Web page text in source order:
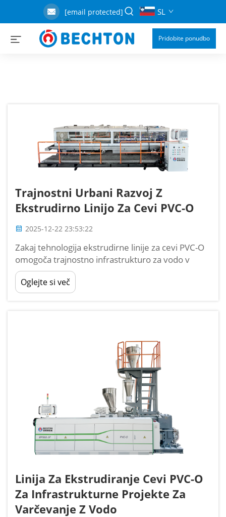
[email protected] SL
Pridobite ponudbo
Trajnostni Urbani Razvoj Z
Ekstrudirno Linijo Za Cevi PVC-O
2025-12-22 23:53:22
Zakaj tehnologija ekstrudirne linije za cevi PVC-O
omogoča trajnostno infrastrukturo za vodo v
mestih Učinkovitost materiala: dvosmera
orientacija zmanjša uporabo smole PVC za 30–50
%, ne da bi pri tem zmanjšala tlaka. Pri izdelavi
Oglejte si več
Linija Za Ekstrudiranje Cevi PVC-O
Za Infrastrukturne Projekte Za
Varčevanje Z Vodo